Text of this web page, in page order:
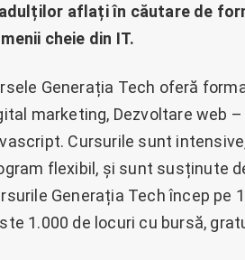
aflați în căutare de
cheie din IT.
Generația Tech oferă
marketing, Dezvoltare web
Cursurile sunt
flexibil, și sunt susținute
Generația Tech încep pe
1.000 de locuri cu bursă,